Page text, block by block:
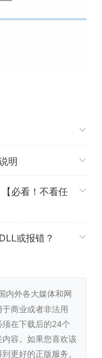
确判断行李中是否存
专业知识和经验。
于一些难以通过X光
的准确性和安全
帮助你识别一些隐
。
详情、枪支或刀具
查看乘客信息，你
潜在的安全隐患。
明
必看！不看任
或报错？
内外各大媒体和网
商业或者非法用
在下载后的24个
容。如果您喜欢该
更好的正版服务。